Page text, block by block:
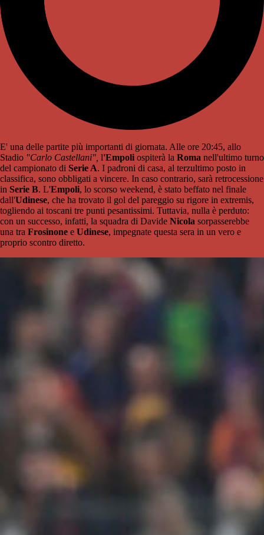
E' una delle partite più importanti di giornata. Alle ore 20:45, allo
Stadio "Carlo Castellani", l'Empoli ospiterà la Roma nell'ultimo turno
del campionato di Serie A. I padroni di casa, al terzultimo posto in
classifica, sono obbligati a vincere. In caso contrario, sarà retrocessione
in Serie B. L'Empoli, lo scorso weekend, è stato beffato nel finale
dall'Udinese, che ha trovato il gol del pareggio su rigore in extremis,
togliendo ai toscani tre punti pesantissimi. Tuttavia, nulla è perduto:
con un successo, infatti, la squadra di Davide Nicola sorpasserebbe
una tra Frosinone e Udinese, impegnate questa sera in un vero e
proprio scontro diretto.